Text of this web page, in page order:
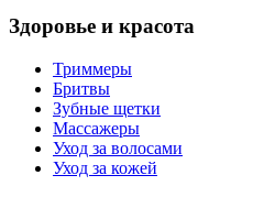
Здоровье и красота
Триммеры
Бритвы
Зубные щетки
Массажеры
Уход за волосами
Уход за кожей